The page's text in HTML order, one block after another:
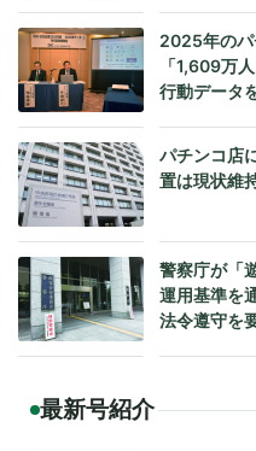
2025年のパ
「1,609万
行動データ
パチンコ店
置は現状維
警察庁が「
運用基準を
法令遵守を
最新号紹介